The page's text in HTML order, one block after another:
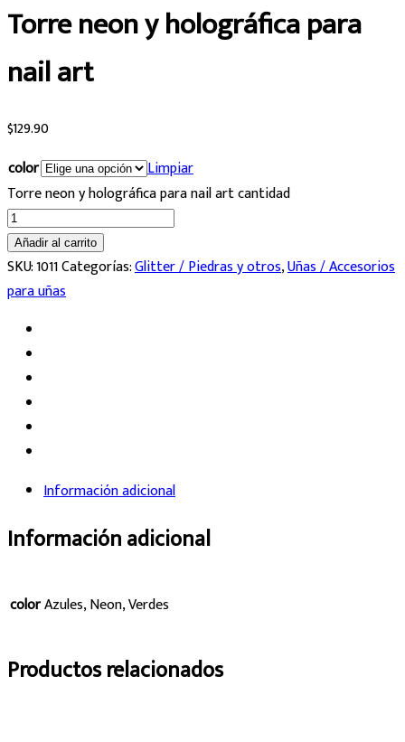
Torre neon y holográfica para
nail art
$129.90
color
Limpiar
Torre neon y holográfica para nail art cantidad
Añadir al carrito
SKU:1011Categorías:Glitter / Piedras y otros,Uñas / Accesorios
para uñas
Información adicional
Información adicional
colorAzules, Neon, Verdes
Productos relacionados